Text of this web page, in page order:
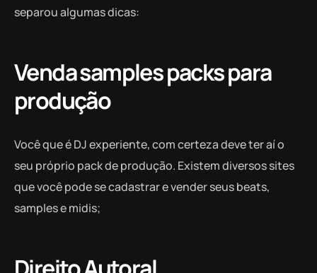
separou algumas dicas:
Venda samples packs para
produção
Você que é DJ experiente, com certeza deve ter aí o
seu próprio pack de produção. Existem diversos sites
que você pode se cadastrar e vender seus beats,
samples e midis;